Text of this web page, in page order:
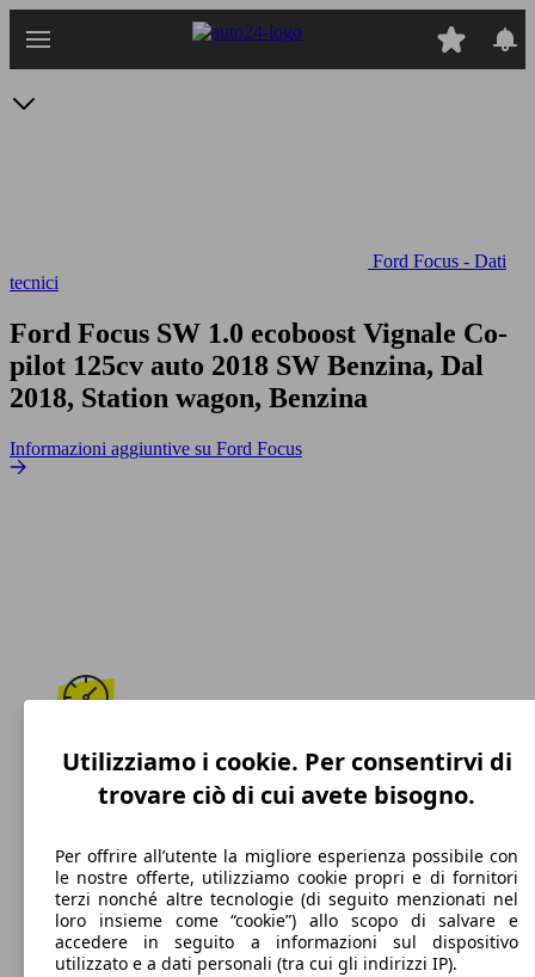
Ford Focus - Dati
tecnici
Ford Focus SW 1.0 ecoboost Vignale Co-
pilot 125cv auto 2018 SW Benzina, Dal
2018, Station wagon, Benzina
Informazioni aggiuntive su Ford Focus
193 km/h
Velocità massima
Benzina
Carburante
Utilizziamo i cookie. Per consentirvi di
trovare ciò di cui avete bisogno.
Per offrire all’utente la migliore esperienza possibile con
le nostre offerte, utilizziamo cookie propri e di fornitori
terzi nonché altre tecnologie (di seguito menzionati nel
loro insieme come “cookie”) allo scopo di salvare e
accedere in seguito a informazioni sul dispositivo
utilizzato e a dati personali (tra cui gli indirizzi IP).